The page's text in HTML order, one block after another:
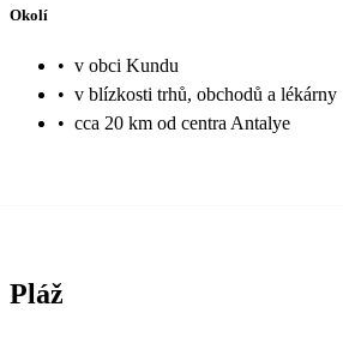
Okolí
• v obci Kundu
• v blízkosti trhů, obchodů a lékárny
• cca 20 km od centra Antalye
Pláž